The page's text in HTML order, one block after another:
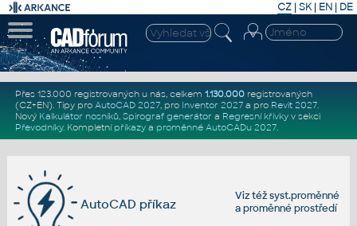
CZ | SK| EN | DE
Přes 123.000 registrovaných u nás, celkem 1.130.000registrovaných
(CZ+EN). Tipy pro AutoCAD 2027, pro Inventor 2027a pro Revit 2027.
Nový Kalkulátor nosníků, Spirograf generátor a Regresní křivkyv sekci
Převodníky. Kompletní příkazya proměnné AutoCADu 2027.
Viz téžsyst.proměnné
aproměnné prostředí
AutoCAD příkaz